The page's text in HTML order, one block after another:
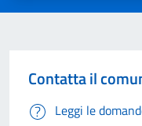
Contatta il
Leggi le